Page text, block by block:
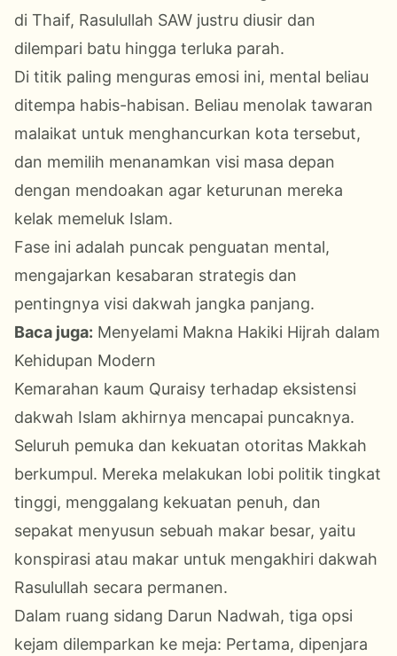
di Thaif, Rasulullah SAW justru diusir dan
dilempari batu hingga terluka parah.
Di titik paling menguras emosi ini, mental beliau
ditempa habis-habisan. Beliau menolak tawaran
malaikat untuk menghancurkan kota tersebut,
dan memilih menanamkan visi masa depan
dengan mendoakan agar keturunan mereka
kelak memeluk Islam.
Fase ini adalah puncak penguatan mental,
mengajarkan kesabaran strategis dan
pentingnya visi dakwah jangka panjang.
Baca juga: Menyelami Makna Hakiki Hijrah dalam
Kehidupan Modern
Kemarahan kaum Quraisy terhadap eksistensi
dakwah Islam akhirnya mencapai puncaknya.
Seluruh pemuka dan kekuatan otoritas Makkah
berkumpul. Mereka melakukan lobi politik tingkat
tinggi, menggalang kekuatan penuh, dan
sepakat menyusun sebuah makar besar, yaitu
konspirasi atau makar untuk mengakhiri dakwah
Rasulullah secara permanen.
Dalam ruang sidang Darun Nadwah, tiga opsi
kejam dilemparkan ke meja: Pertama, dipenjara